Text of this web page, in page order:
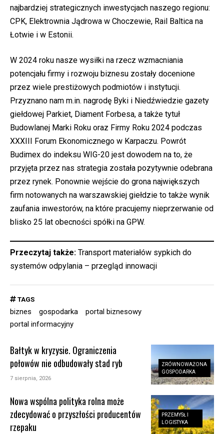
najbardziej ‎strategicznych inwestycjach naszego regionu:
CPK, Elektrownia Jądrowa w ‎Choczewie, Rail Baltica na
Łotwie i w Estonii.‎
W 2024 roku nasze wysiłki na rzecz wzmacniania
potencjału firmy i ‎rozwoju biznesu zostały docenione
przez wiele prestiżowych podmiotów i ‎instytucji.
‎Przyznano nam m.in. nagrodę Byki i Niedźwiedzie gazety
‎giełdowej Parkiet, Diament ‎Forbesa, a także tytuł
Budowlanej Marki Roku ‎oraz Firmy Roku 2024 podczas
XXXIII ‎Forum Ekonomicznego w Karpaczu. ‎Powrót
Budimex do indeksu WIG-20 jest dowodem na to, że
przyjęta ‎przez nas ‎strategia została pozytywnie odebrana
przez rynek. Ponownie ‎wejście do grona ‎największych
firm notowanych na warszawskiej giełdzie ‎to także wynik
zaufania ‎inwestorów, na które pracujemy nieprzerwanie od
‎blisko 25 lat obecności spółki na ‎GPW. ‎
Przeczytaj także: Transport materiałów sypkich do
systemów odpylania – przegląd innowacji
TAGS
biznes gospodarka
portal biznesowy
portal informacyjny
ZRÓWNOWAŻONA
GOSPODARKA
Bałtyk w kryzysie. Ograniczenia
połowów nie odbudowały stad ryb
7 sierpnia, 2026
PRZEMYSŁ I
LOGISTYKA
Nowa wspólna polityka rolna może
zdecydować o przyszłości producentów
rzepaku